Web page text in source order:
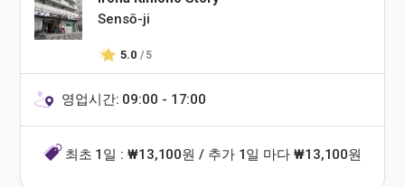
Sensō-ji
5.0 / 5
영업시간: 09:00 - 17:00
최초 1일 : ₩13,100원 / 추가 1일 마다 ₩13,100원